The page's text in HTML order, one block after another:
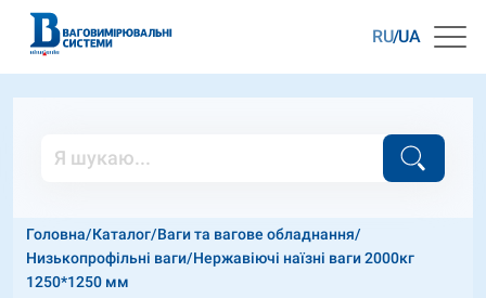
RU UA
Головна/Каталог/Ваги та вагове обладнання/
Низькопрофільні ваги/Нержавіючі наїзні ваги 2000кг
1250*1250 мм